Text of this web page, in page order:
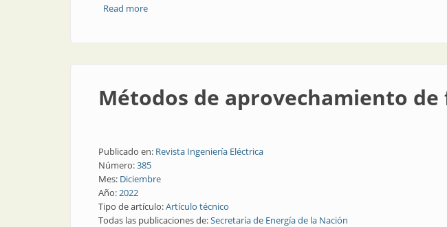
Read moreabout Geotermia en Argentina: ¿dónde y por qué conviene?
Métodos de aprovechamiento
Publicado en: Revista Ingeniería Eléctrica
Número:385
Mes: Diciembre
Año:2022
Tipo de artículo:Artículo técnico
Todas las publicaciones de:Secretaría de Energía de la Nación